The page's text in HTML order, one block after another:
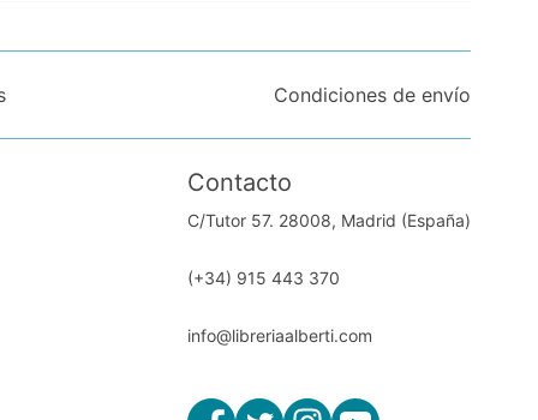
Condiciones de envío
Contacto
C/Tutor 57. 28008, Madrid (España)
(+34) 915 443 370
info@libreriaalberti.com